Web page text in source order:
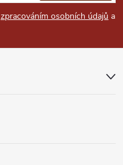
zpracováním osobních údajů a